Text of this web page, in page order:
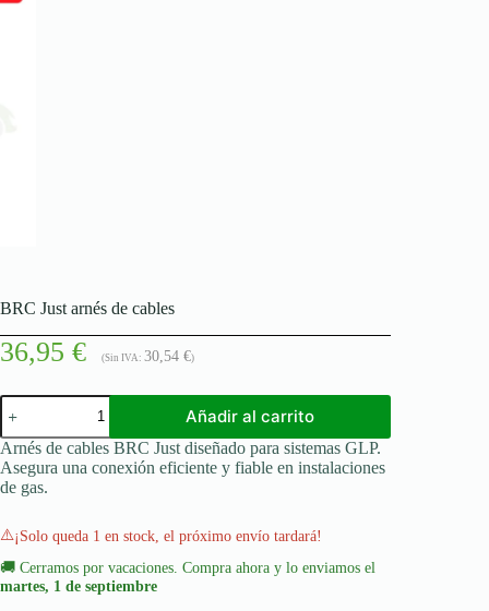
BRC Just arnés de cables
36,95 € (Sin IVA: 30,54 €)
BRC
Just
arnés
de
cables
cantidad
Añadir al carrito
Arnés de cables BRC Just diseñado para sistemas GLP.
Asegura una conexión eficiente y fiable en instalaciones
de gas.
⚠️¡Solo queda 1 en stock, el próximo envío tardará!
🚚 Cerramos por vacaciones. Compra ahora y lo enviamos el
martes, 1 de septiembre